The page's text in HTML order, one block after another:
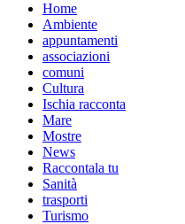
Home
Ambiente
appuntamenti
associazioni
comuni
Cultura
Ischia racconta
Mare
Mostre
News
Raccontala tu
Sanità
trasporti
Turismo